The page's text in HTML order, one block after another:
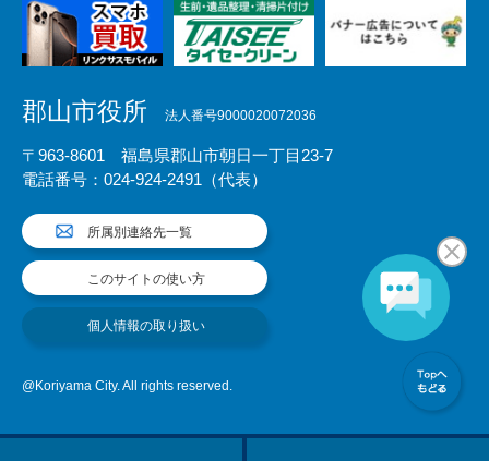
郡山市役所 法人番号9000020072036
〒963-8601 福島県郡山市朝日一丁目23-7
電話番号：024-924-2491（代表）
所属別連絡先一覧
このサイトの使い方
個人情報の取り扱い
@Koriyama City. All rights reserved.